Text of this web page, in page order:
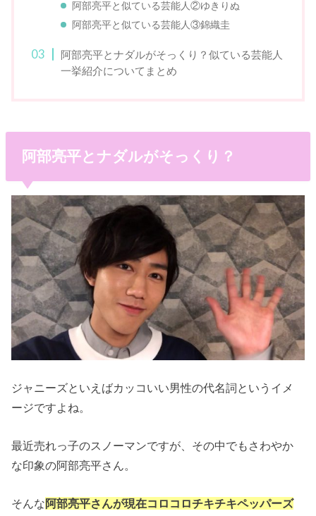
阿部亮平と似ている芸能人②ゆきりぬ
阿部亮平と似ている芸能人③錦織圭
阿部亮平とナダルがそっくり？似ている芸能人
一挙紹介についてまとめ
阿部亮平とナダルがそっくり？
ジャニーズといえばカッコいい男性の代名詞というイメ
ージですよね。
最近売れっ子のスノーマンですが、その中でもさわやか
な印象の阿部亮平さん。
そんな阿部亮平さんが現在コロコロチキチキペッパーズ